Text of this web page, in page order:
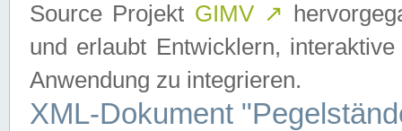
Source Projekt GIMV ↗
und erlaubt Entwicklern,
Anwendung zu integrieren.
XML-Dokument